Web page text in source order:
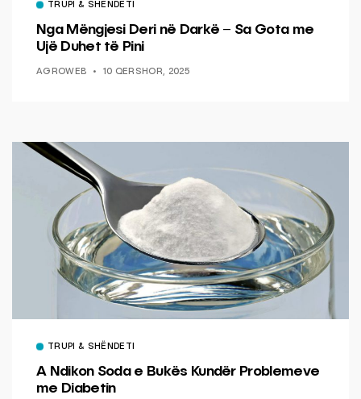
TRUPI & SHËNDETI
Nga Mëngjesi Deri në Darkë – Sa Gota me
Ujë Duhet të Pini
AGROWEB 10 QERSHOR, 2025
TRUPI & SHËNDETI
A Ndikon Soda e Bukës Kundër Problemeve
me Diabetin